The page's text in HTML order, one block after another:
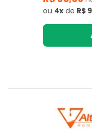
ou 4x de R$